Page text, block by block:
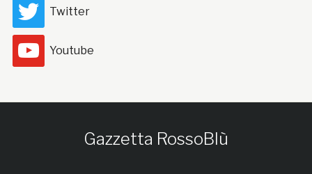
Twitter
Youtube
Gazzetta RossoBlù